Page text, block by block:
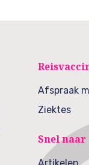
Afspraak
Ziektes
Snel naar